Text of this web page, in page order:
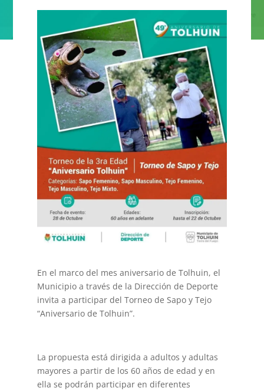
En el marco del mes aniversario de Tolhuin, el
Municipio a través de la Dirección de Deporte
invita a participar del Torneo de Sapo y Tejo
“Aniversario de Tolhuin”.
La propuesta está dirigida a adultos y adultas
mayores a partir de los 60 años de edad y en
ella se podrán participar en diferentes